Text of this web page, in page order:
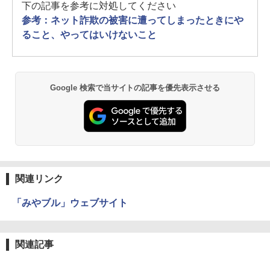
下の記事を参考に対処してください
参考：ネット詐欺の被害に遭ってしまったときにや
ること、やってはいけないこと
Google 検索で当サイトの記事を優先表示させる
関連リンク
「みやブル」ウェブサイト
関連記事